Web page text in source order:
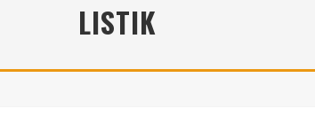
LISTIK